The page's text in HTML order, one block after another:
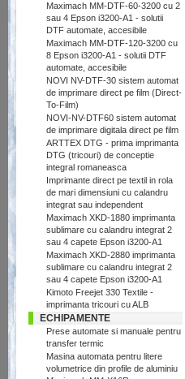
Maximach MM-DTF-60-3200 cu 2
sau 4 Epson i3200-A1 - solutii
DTF automate, accesibile
Maximach MM-DTF-120-3200 cu
8 Epson i3200-A1 - solutii DTF
automate, accesibile
NOVI NV-DTF-30 sistem automat
de imprimare direct pe film (Direct-
To-Film)
NOVI-NV-DTF60 sistem automat
de imprimare digitala direct pe film
ARTTEX DTG - prima imprimanta
DTG (tricouri) de conceptie
integral romaneasca
Imprimante direct pe textil in rola
de mari dimensiuni cu calandru
integrat sau independent
Maximach XKD-1880 imprimanta
sublimare cu calandru integrat 2
sau 4 capete Epson i3200-A1
Maximach XKD-2880 imprimanta
sublimare cu calandru integrat 2
sau 4 capete Epson i3200-A1
Kimoto Freejet 330 Textile -
imprimanta tricouri cu ALB
ECHIPAMENTE
Prese automate si manuale pentru
transfer termic
Masina automata pentru litere
volumetrice din profile de aluminiu